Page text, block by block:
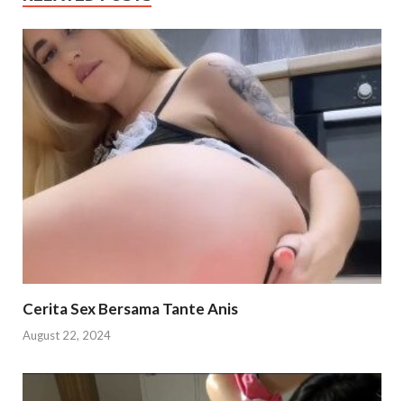
Cerita Sex Bersama Tante Anis
August 22, 2024